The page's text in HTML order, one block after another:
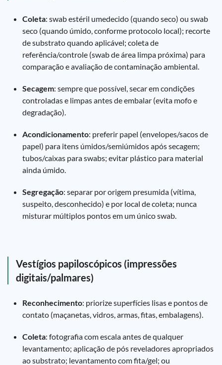
Coleta: swab estéril umedecido (quando seco) ou swab
seco (quando úmido, conforme protocolo local); recorte
de substrato quando aplicável; coleta de
referência/controle (swab de área limpa próxima) para
comparação e avaliação de contaminação ambiental.
Secagem: sempre que possível, secar em condições
controladas e limpas antes de embalar (evita mofo e
degradação).
Acondicionamento: preferir papel (envelopes/sacos de
papel) para itens úmidos/semiúmidos após secagem;
tubos/caixas para swabs; evitar plástico para material
ainda úmido.
Segregação: separar por origem presumida (vítima,
suspeito, desconhecido) e por local de coleta; nunca
misturar múltiplos pontos em um único swab.
Vestígios papiloscópicos (impressões
digitais/palmares)
Reconhecimento: priorize superfícies lisas e pontos de
contato (maçanetas, vidros, armas, fitas, embalagens).
Coleta: fotografia com escala antes de qualquer
levantamento; aplicação de pós reveladores apropriados
ao substrato; levantamento com fita/gel; ou